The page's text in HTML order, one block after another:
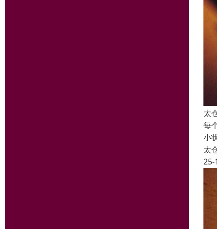
太
每
小
太
25-